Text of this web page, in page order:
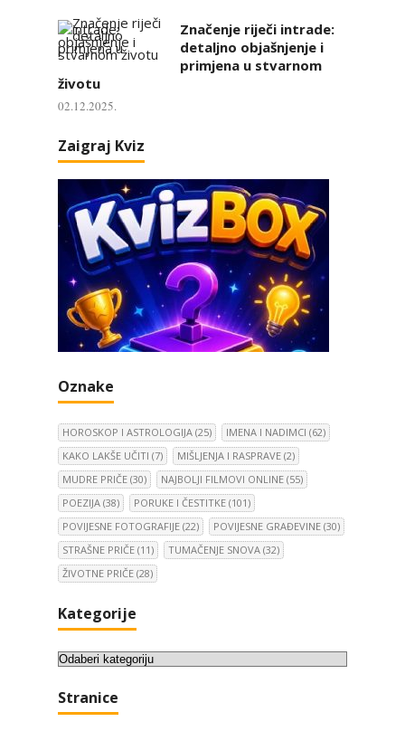
Značenje riječi intrade:
detaljno objašnjenje i
primjena u stvarnom
životu
02.12.2025.
Zaigraj Kviz
Oznake
HOROSKOP I ASTROLOGIJA (25) IMENA I NADIMCI (62)
KAKO LAKŠE UČITI (7) MIŠLJENJA I RASPRAVE (2)
MUDRE PRIČE (30) NAJBOLJI FILMOVI ONLINE (55)
POEZIJA (38) PORUKE I ČESTITKE (101)
POVIJESNE FOTOGRAFIJE (22) POVIJESNE GRAĐEVINE (30)
STRAŠNE PRIČE (11) TUMAČENJE SNOVA (32)
ŽIVOTNE PRIČE (28)
Kategorije
K
t
Stranice